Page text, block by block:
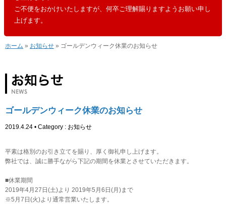
ご不便をおかけいたしますが、何卒ご理解賜りますようお願い申し
上げます。
ホーム » お知らせ » ゴールデンウィーク休業のお知らせ
ゴールデンウィーク休業のお知らせ
2019.4.24 • Category : お知らせ
平素は格別のお引き立てを賜り、厚く御礼申し上げます。
弊社では、誠に勝手ながら下記の期間を休業とさせていただきます。
■休業期間
2019年4月27日(土)より 2019年5月6日(月)まで
※5月7日(火)より通常営業いたします。